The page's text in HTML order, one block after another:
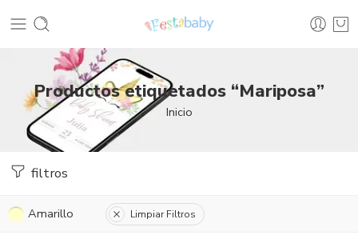
Productos etiquetados “Mariposa”
Inicio
filtros
Amarillo Limpiar Filtros